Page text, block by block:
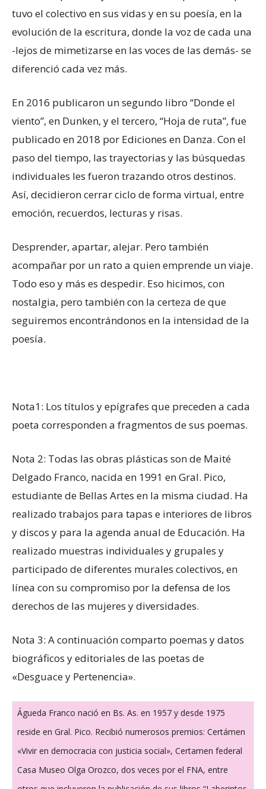
tuvo el colectivo en sus vidas y en su poesía, en la
evolución de la escritura, donde la voz de cada una
-lejos de mimetizarse en las voces de las demás- se
diferenció cada vez más.
En 2016 publicaron un segundo libro “Donde el
viento”, en Dunken, y el tercero, “Hoja de ruta”, fue
publicado en 2018 por Ediciones en Danza. Con el
paso del tiempo, las trayectorias y las búsquedas
individuales les fueron trazando otros destinos.
Así, decidieron cerrar ciclo de forma virtual, entre
emoción, recuerdos, lecturas y risas.
Desprender, apartar, alejar. Pero también
acompañar por un rato a quien emprende un viaje.
Todo eso y más es despedir. Eso hicimos, con
nostalgia, pero también con la certeza de que
seguiremos encontrándonos en la intensidad de la
poesía.
Nota1: Los títulos y epígrafes que preceden a cada
poeta corresponden a fragmentos de sus poemas.
Nota 2: Todas las obras plásticas son de Maité
Delgado Franco, nacida en 1991 en Gral. Pico,
estudiante de Bellas Artes en la misma ciudad. Ha
realizado trabajos para tapas e interiores de libros
y discos y para la agenda anual de Educación. Ha
realizado muestras individuales y grupales y
participado de diferentes murales colectivos, en
línea con su compromiso por la defensa de los
derechos de las mujeres y diversidades.
Nota 3: A continuación comparto poemas y datos
biográficos y editoriales de las poetas de
«Desguace y Pertenencia».
Águeda Franco nació en Bs. As. en 1957 y desde 1975
reside en Gral. Pico. Recibió numerosos premios: Certámen
«Vivir en democracia con justicia social», Certamen federal
Casa Museo Olga Orozco, dos veces por el FNA, entre